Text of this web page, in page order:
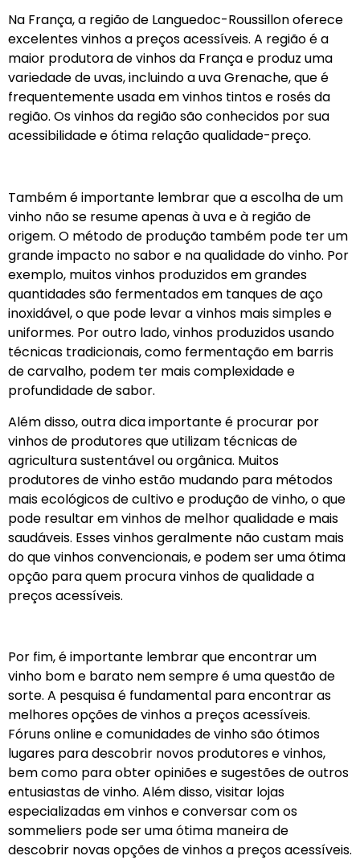
Na França, a região de Languedoc-Roussillon oferece
excelentes vinhos a preços acessíveis. A região é a
maior produtora de vinhos da França e produz uma
variedade de uvas, incluindo a uva Grenache, que é
frequentemente usada em vinhos tintos e rosés da
região. Os vinhos da região são conhecidos por sua
acessibilidade e ótima relação qualidade-preço.
Também é importante lembrar que a escolha de um
vinho não se resume apenas à uva e à região de
origem. O método de produção também pode ter um
grande impacto no sabor e na qualidade do vinho. Por
exemplo, muitos vinhos produzidos em grandes
quantidades são fermentados em tanques de aço
inoxidável, o que pode levar a vinhos mais simples e
uniformes. Por outro lado, vinhos produzidos usando
técnicas tradicionais, como fermentação em barris
de carvalho, podem ter mais complexidade e
profundidade de sabor.
Além disso, outra dica importante é procurar por
vinhos de produtores que utilizam técnicas de
agricultura sustentável ou orgânica. Muitos
produtores de vinho estão mudando para métodos
mais ecológicos de cultivo e produção de vinho, o que
pode resultar em vinhos de melhor qualidade e mais
saudáveis. Esses vinhos geralmente não custam mais
do que vinhos convencionais, e podem ser uma ótima
opção para quem procura vinhos de qualidade a
preços acessíveis.
Por fim, é importante lembrar que encontrar um
vinho bom e barato nem sempre é uma questão de
sorte. A pesquisa é fundamental para encontrar as
melhores opções de vinhos a preços acessíveis.
Fóruns online e comunidades de vinho são ótimos
lugares para descobrir novos produtores e vinhos,
bem como para obter opiniões e sugestões de outros
entusiastas de vinho. Além disso, visitar lojas
especializadas em vinhos e conversar com os
sommeliers pode ser uma ótima maneira de
descobrir novas opções de vinhos a preços acessíveis.